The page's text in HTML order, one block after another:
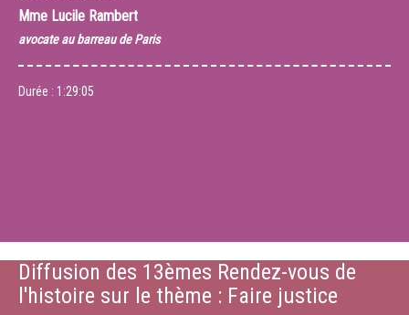
Mme Lucile Rambert
avocate au barreau de Paris
Durée : 1:29:05
Diffusion des 13èmes Rendez-vous de
l'histoire sur le thème : Faire justice